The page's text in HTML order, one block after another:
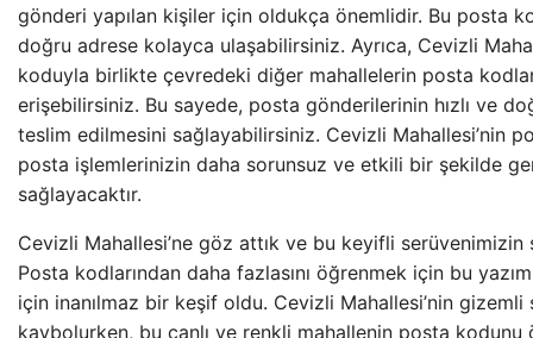
gönderi yapılan kişiler için oldukça önemlidir. Bu posta
doğru adrese kolayca ulaşabilirsiniz. Ayrıca, Cevizli
koduyla birlikte çevredeki diğer mahallelerin posta
erişebilirsiniz. Bu sayede, posta gönderilerinin hızlı ve
teslim edilmesini sağlayabilirsiniz. Cevizli Mahallesi’nin
posta işlemlerinizin daha sorunsuz ve etkili bir şekilde
sağlayacaktır.
Cevizli Mahallesi’ne göz attık ve bu keyifli serüvenimizin
Posta kodlarından daha fazlasını öğrenmek için bu
için inanılmaz bir keşif oldu. Cevizli Mahallesi’nin gizemli
kaybolurken, bu canlı ve renkli mahallenin posta kodunu